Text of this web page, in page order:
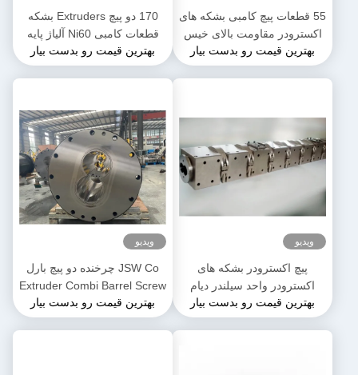
55 قطعات پیچ کامبی بشکه های
اکسترودر مقاومت بالای خیس
کننده پایدار برای صنعت مواد
غذایی
بهترین قیمت رو بدست بیار
170 دو پیچ Extruders بشکه
قطعات کامبی Ni60 آلیاژ پایه
نیکل قدرت بالا
بهترین قیمت رو بدست بیار
ویدیو
پیچ اکسترودر بشکه های
اکسترودر واحد سیلندر دیام
50mm تا 300mm طول
3500mm
بهترین قیمت رو بدست بیار
ویدیو
JSW Co چرخنده دو پیچ بارل
Extruder Combi Barrel Screw
Segments برای محصولات
PPE
بهترین قیمت رو بدست بیار